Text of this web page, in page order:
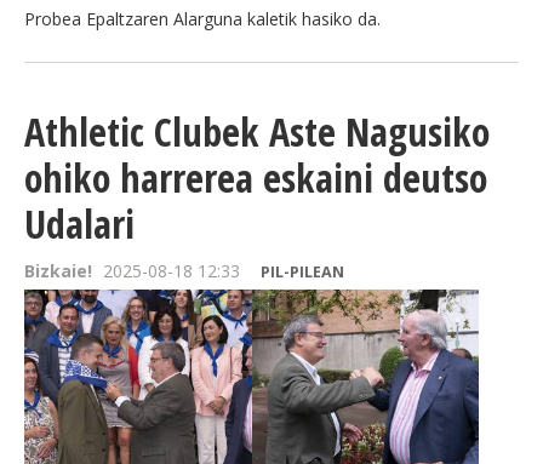
Probea Epaltzaren Alarguna kaletik hasiko da.
Athletic Clubek Aste Nagusiko
ohiko harrerea eskaini deutso
Udalari
Bizkaie! 2025-08-18 12:33 PIL-PILEAN